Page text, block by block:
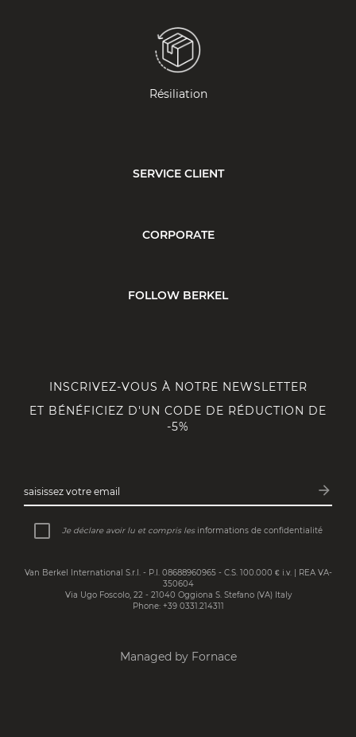
Résiliation
SERVICE CLIENT
CORPORATE
FOLLOW BERKEL
INSCRIVEZ-VOUS À NOTRE NEWSLETTER
ET BÉNÉFICIEZ D'UN CODE DE RÉDUCTION DE
-5%
saisissez votre email arrow_forward
Je déclare avoir lu et compris les informations de confidentialité
Van Berkel International S.r.l. - P.I. 08688960965 - C.S. 100.000 € i.v. | REA VA-
350604
Via Ugo Foscolo, 22 - 21040 Oggiona S. Stefano (VA) Italy
Phone: +39 0331.214311
Managed by Fornace